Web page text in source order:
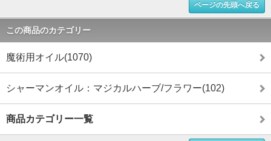
ページの先頭へ戻る
この商品のカテゴリー
魔術用オイル(1070)
シャーマンオイル：マジカルハーブ/フラワー(102)
商品カテゴリー一覧